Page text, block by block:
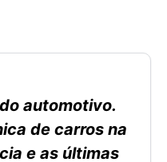
automotivo.
de carros na
e as últimas